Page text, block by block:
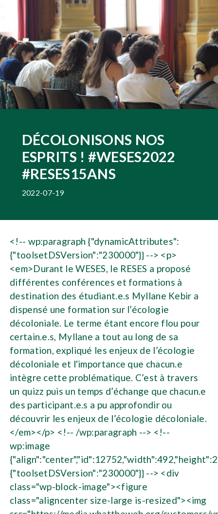
DÉCOLONISONS NOS
ESPRITS ! #WESES2022
#RESES15ANS
2022-07-19
<!-- wp:paragraph {"dynamicAttributes":
{"toolsetDSVersion":"230000"}} --> <p>
<em>Durant le WESES, le RESES a proposé
différentes conférences et formations à
destination des étudiant.e.s Myllane Kebir a
dispensé une formation sur l’écologie
décoloniale. Le terme étant encore flou pour
certain.e.s, Myllane a tout au long de sa
formation, expliqué les enjeux de l’écologie
décoloniale et l'importance que chacun.e
intègre cette problématique. C’est à travers
un quizz puis un temps d’échange que chacun.e
des participant.e.s a pu approfondir ou
découvrir les enjeux de l’écologie décoloniale.
</em></p> <!-- /wp:paragraph --> <!--
wp:image
{"toolsetDSVersion":"230000"}} --> <div
class="wp-block-image"><figure
class="aligncenter size-large is-resized"><img